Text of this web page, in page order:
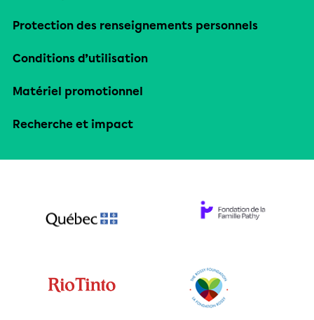
Protection des renseignements personnels
Conditions d’utilisation
Matériel promotionnel
Recherche et impact